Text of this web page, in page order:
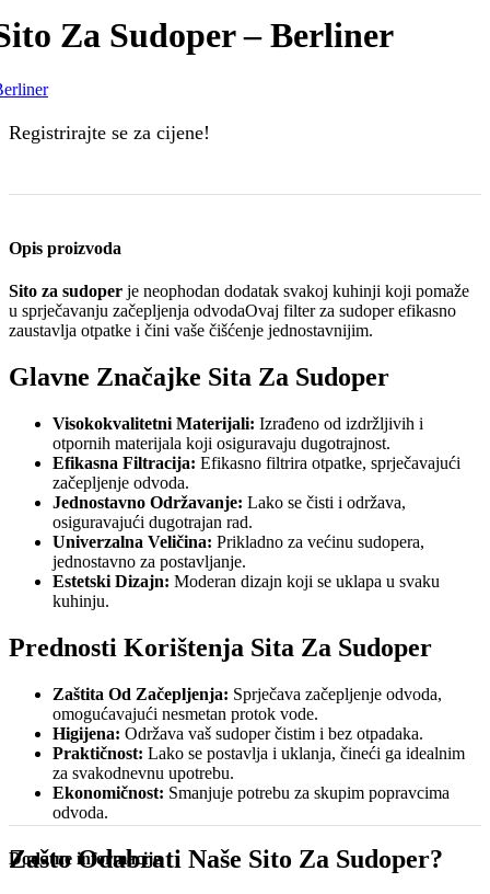
Za Sudoper – Berliner
Registrirajte se za cijene!
Opis proizvoda
Sito za sudoper je neophodan dodatak svakoj kuhinji koji pomaže
u sprječavanju začepljenja odvodaOvaj filter za sudoper efikasno
zaustavlja otpatke i čini vaše čišćenje jednostavnijim.
Glavne Značajke Sita Za Sudoper
Visokokvalitetni Materijali: Izrađeno od izdržljivih i
otpornih materijala koji osiguravaju dugotrajnost.
Efikasna Filtracija: Efikasno filtrira otpatke, sprječavajući
začepljenje odvoda.
Jednostavno Održavanje: Lako se čisti i održava,
osiguravajući dugotrajan rad.
Univerzalna Veličina: Prikladno za većinu sudopera,
jednostavno za postavljanje.
Estetski Dizajn: Moderan dizajn koji se uklapa u svaku
kuhinju.
Prednosti Korištenja Sita Za Sudoper
Zaštita Od Začepljenja: Sprječava začepljenje odvoda,
omogućavajući nesmetan protok vode.
Higijena: Održava vaš sudoper čistim i bez otpadaka.
Praktičnost: Lako se postavlja i uklanja, čineći ga idealnim
za svakodnevnu upotrebu.
Ekonomičnost: Smanjuje potrebu za skupim popravcima
odvoda.
Zašto Odabrati Naše Sito Za Sudoper?
Dodatne informacije